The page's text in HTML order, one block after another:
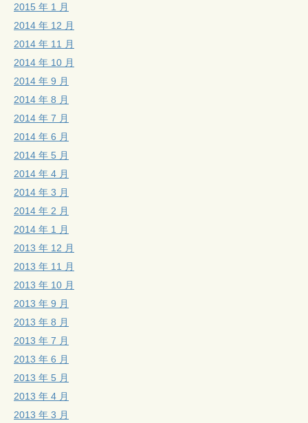
2015 年 1 月
2014 年 12 月
2014 年 11 月
2014 年 10 月
2014 年 9 月
2014 年 8 月
2014 年 7 月
2014 年 6 月
2014 年 5 月
2014 年 4 月
2014 年 3 月
2014 年 2 月
2014 年 1 月
2013 年 12 月
2013 年 11 月
2013 年 10 月
2013 年 9 月
2013 年 8 月
2013 年 7 月
2013 年 6 月
2013 年 5 月
2013 年 4 月
2013 年 3 月